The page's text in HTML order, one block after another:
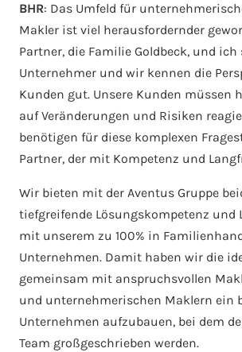
BHR: Das Umfeld für
Makler ist viel herausfordernder
Partner, die Familie Goldbeck, und
Unternehmer und wir kennen die
Kunden gut. Unsere Kunden müssen
auf Veränderungen und Risiken
benötigen für diese komplexen
Partner, der mit Kompetenz und
Wir bieten mit der Aventus Gruppe
tiefgreifende Lösungskompetenz
mit unserem zu 100% in
Unternehmen. Damit haben wir die
gemeinsam mit anspruchsvollen
und unternehmerischen Maklern ein
Unternehmen aufzubauen, bei dem
Team großgeschrieben werden.